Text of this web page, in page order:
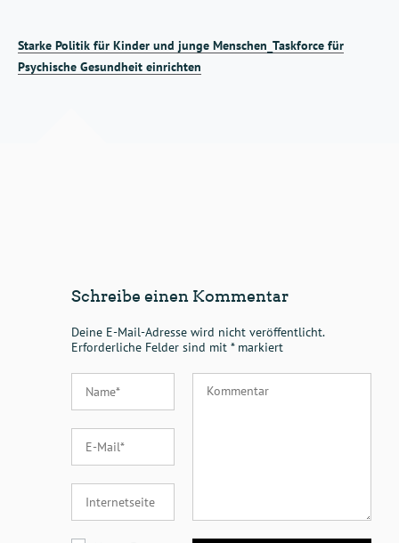
Starke Politik für Kinder und junge Menschen_Taskforce für
Psychische Gesundheit einrichten
Schreibe einen Kommentar
Deine E-Mail-Adresse wird nicht veröffentlicht.
Erforderliche Felder sind mit *markiert